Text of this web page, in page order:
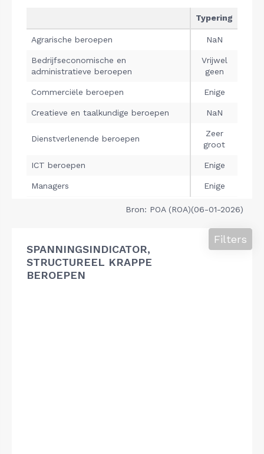
Bron: POA (ROA)(06-01-2026)
SPANNINGSINDICATOR,
STRUCTUREEL KRAPPE
BEROEPEN
Filters